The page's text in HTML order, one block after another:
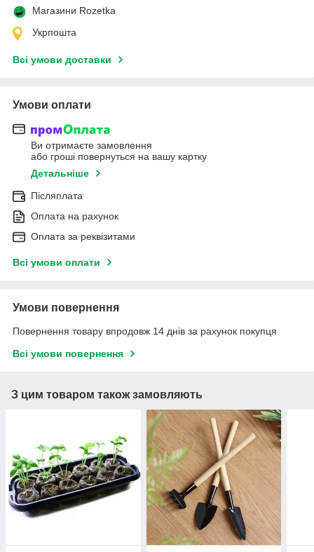
Магазини Rozetka
Укрпошта
Всі умови доставки
Умови оплати
Ви отримаєте замовлення
або гроші повернуться на вашу картку
Детальніше
Післяплата
Оплата на рахунок
Оплата за реквізитами
Всі умови оплати
Умови повернення
Повернення товару впродовж 14 днів за рахунок покупця
Всі умови повернення
З цим товаром також замовляють